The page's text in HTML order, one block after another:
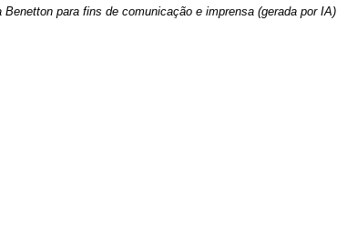
Benetton para fins de comunicação e imprensa (gerada por IA)